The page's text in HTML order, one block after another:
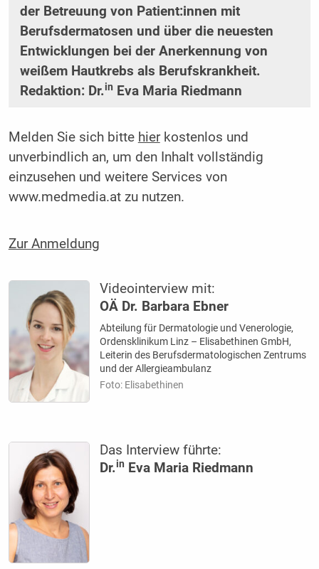
der Betreuung von Patient:innen mit
Berufsdermatosen und über die neuesten
Entwicklungen bei der Anerkennung von
weißem Hautkrebs als Berufskrankheit.
Redaktion: Dr.in Eva Maria Riedmann
Melden Sie sich bitte hierkostenlos und
unverbindlich an, um den Inhalt vollständig
einzusehen und weitere Services von
www.medmedia.at zu nutzen.
Zur Anmeldung
Videointerview mit:
OÄ Dr. Barbara Ebner
Abteilung für Dermatologie und Venerologie,
Ordensklinikum Linz – Elisabethinen GmbH,
Leiterin des Berufsdermatologischen Zentrums
und der Allergieambulanz
Foto: Elisabethinen
Das Interview führte:
Dr.in Eva Maria Riedmann